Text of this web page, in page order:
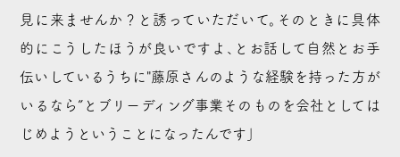
見に来ませんか？と誘っていただいて。そのときに具体
的にこうしたほうが良いですよ、とお話して自然とお手
伝いしているうちに"藤原さんのような経験を持った方が
いるなら”とブリーディング事業そのものを会社としては
じめようということになったんです」